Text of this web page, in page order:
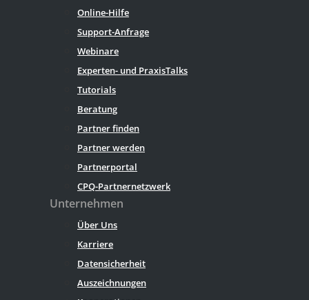
Online-Hilfe
Support-Anfrage
Webinare
Experten- und PraxisTalks
Tutorials
Beratung
Partner finden
Partner werden
Partnerportal
CPQ-Partnernetzwerk
Unternehmen
Über Uns
Karriere
Datensicherheit
Auszeichnungen